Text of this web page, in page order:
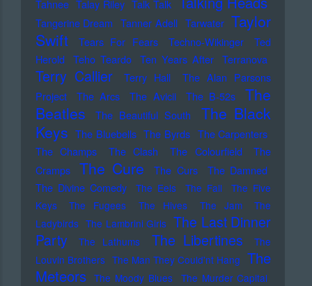
Tahnee Talay Riley Talk Talk
Tangerine Dream Tanner Adell Tarwater Taylor
Swift
Tears For Fears Techno-Wikinger
Ted
Herold
Teho Teardo Ten Years After Terranova
Terry Callier Terry Hall
The Alan Parsons
Project
The Arcs The Avicii The B-52s
The
Beatles
The Beautiful South
The Black
Keys The Bluebells The Byrds The Carpenters
The Champs
The Clash The Colourfield
The
Cramps
The Cure The Curs
The Damned
The Divine Comedy
The Eels The Fall
The Five
Keys
The Fugees The Hives The Jam
The
Ladybirds The Lambrini Girls The Last Dinner
Party
The Lathums The Libertines
The
Louvin Brothers The Man They Could'nt Hang The
Meteors The Moody Blues The Murder Capital